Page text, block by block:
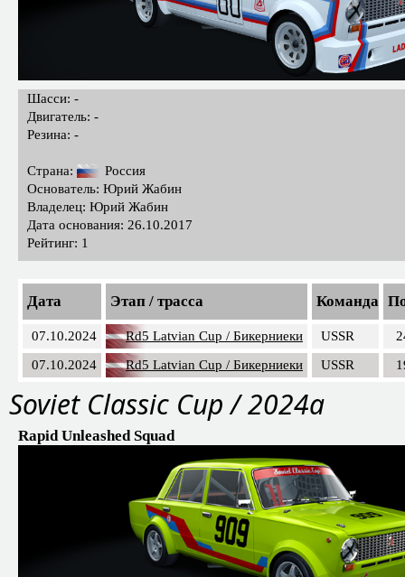
Шасси: -
Двигатель: -
Резина: -
Страна:
Россия
Основатель: Юрий Жабин
Владелец: Юрий Жабин
Дата основания: 26.10.2017
Рейтинг: 1
Дата Этап / трасса Команда
07.10.2024 Rd5 Latvian Cup / Бикерниеки USSR
07.10.2024
Rd5 Latvian Cup / Бикерниеки USSR
Soviet Classic Cup / 2024a
Rapid Unleashed Squad